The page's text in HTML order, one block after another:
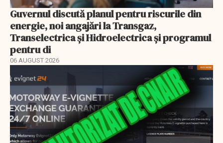
Guvernul discută planul pentru riscurile din
energie, noi angajări la Transgaz,
Transelectrica și Hidroelectrica și programul
pentru di
06 AUGUST 2026